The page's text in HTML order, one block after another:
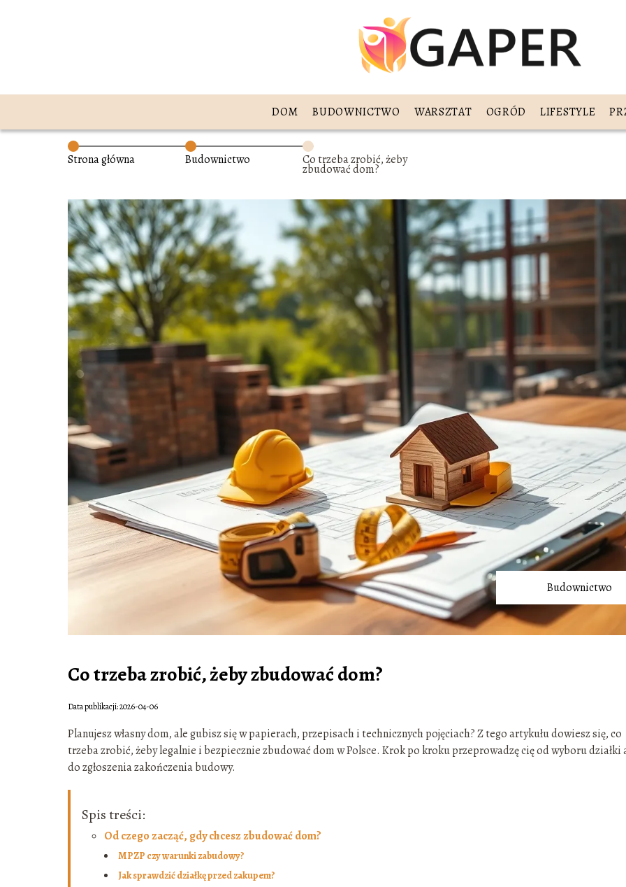
DOM BUDOWNICTWO WARSZTAT OGRÓD LIFESTYLE
Strona główna Budownictwo Co trzeba zrobić, żeby
zbudować dom?
Budownictwo
Co trzeba zrobić, żeby zbudować dom?
Data publikacji: 2026-04-06
Planujesz własny dom, ale gubisz się w papierach, przepisach i technicznych pojęciach? Z tego artykułu dowiesz się, co
trzeba zrobić, żeby legalnie i bezpiecznie zbudować dom w Polsce. Krok po kroku przeprowadzę cię od wyboru działki
do zgłoszenia zakończenia budowy.
Spis treści:
Od czego zacząć, gdy chcesz zbudować dom?
MPZP czy warunki zabudowy?
Jak sprawdzić działkę przed zakupem?